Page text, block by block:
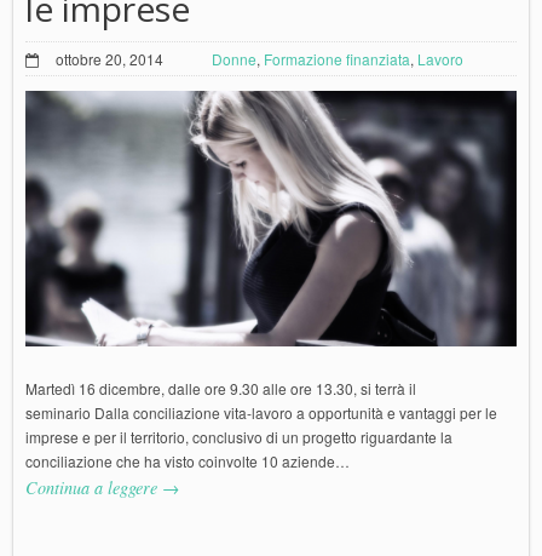
ottobre 20, 2014 Donne, Formazione finanziata, Lavoro
Martedì 16 dicembre, dalle ore 9.30 alle ore 13.30, si terrà il
seminario Dalla conciliazione vita-lavoro a opportunità e vantaggi per le
imprese e per il territorio, conclusivo di un progetto riguardante la
conciliazione che ha visto coinvolte 10 aziende…
Continua a leggere →